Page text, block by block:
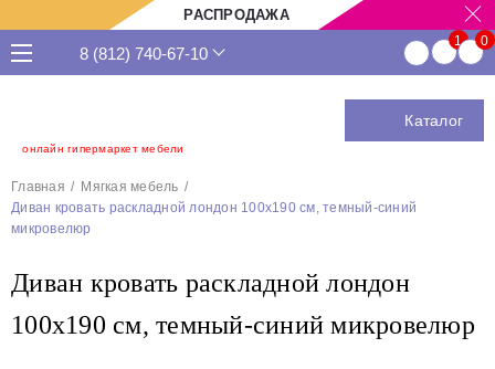
РАСПРОДАЖА
онлайн гипермаркет мебели
8 (812) 740-67-10
Каталог
Главная
Мягкая мебель
Диван кровать раскладной лондон 100х190 см, темный-синий
микровелюр
Диван кровать раскладной лондон
100х190 см, темный-синий микровелюр